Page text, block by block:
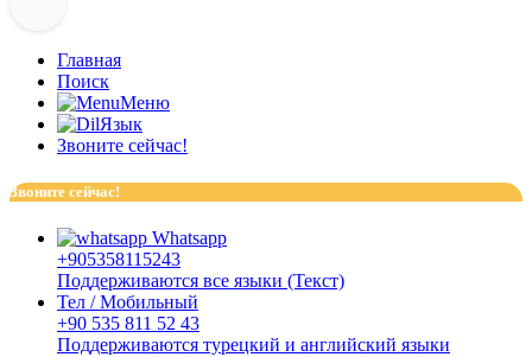
Главная
Поиск
Меню
Язык
Звоните сейчас!
Звоните сейчас!
Whatsapp
+905358115243
Поддерживаются все языки (Текст)
Тел / Мобильный
+90 535 811 52 43
Поддерживаются турецкий и английский языки